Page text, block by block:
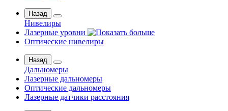
Назад
Нивелиры
Лазерные уровни
Оптические нивелиры
Назад
Дальномеры
Лазерные дальномеры
Оптические дальномеры
Лазерные датчики расстояния